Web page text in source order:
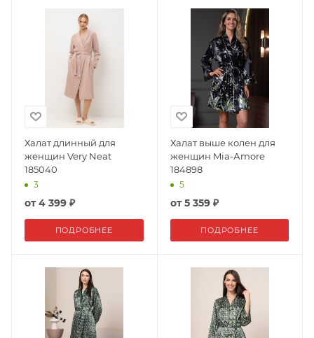
Халат длинный для
женщин Very Neat
185040
3
от4 399 ₽
ПОДРОБНЕЕ
Халат выше колен для
женщин Mia-Аmore
184898
5
от5 359 ₽
ПОДРОБНЕЕ